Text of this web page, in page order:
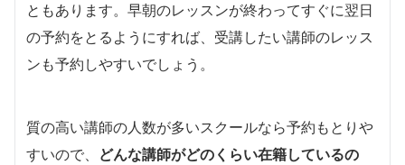
ともあります。早朝のレッスンが終わってすぐに翌日
の予約をとるようにすれば、受講したい講師のレッス
ンも予約しやすいでしょう。
質の高い講師の人数が多いスクールなら予約もとりや
すいので、 どんな講師がどのくらい在籍しているの